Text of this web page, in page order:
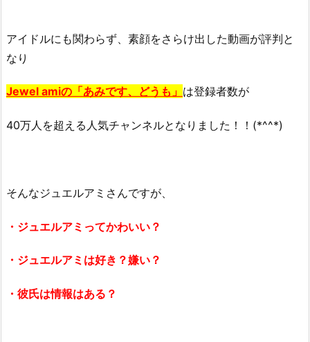
アイドルにも関わらず、素顔をさらけ出した動画が評判と
なり
Jewel amiの「あみです、どうも」 は登録者数が
40万人を超える人気チャンネルとなりました！！(*^^*)
そんなジュエルアミさんですが、
・ジュエルアミってかわいい？
・ジュエルアミは好き？嫌い？
・彼氏は情報はある？